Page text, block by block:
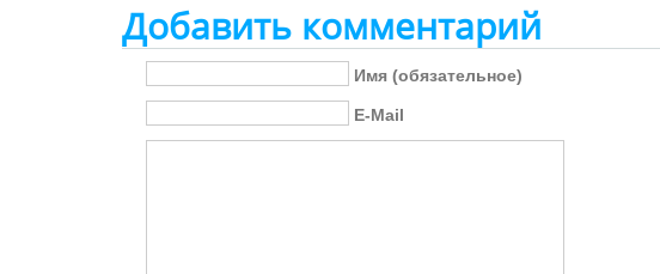
Добавить комментарий
Имя (обязательное)
E-Mail